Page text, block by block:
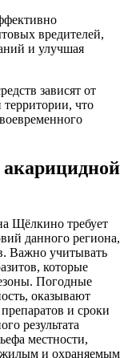
вредителей,
и улучшая
зависят от
что
акарицидной
Щёлкино требует
данного региона,
Важно учитывать
которые
Погодные
оказывают
и сроки
результата
местности,
жилым и охраняемым